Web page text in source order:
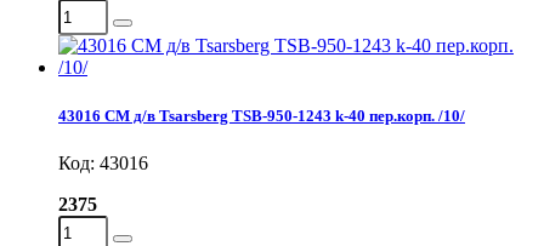
43016 СМ д/в Tsarsberg TSB-950-1243 k-40 пер.корп. /10/
Код: 43016
2375